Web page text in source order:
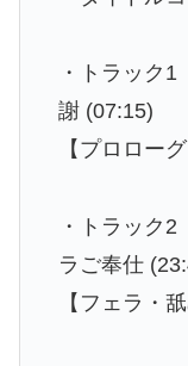
・トラック
謝 (07:15)
【プロロー
・トラック
ラご奉仕
【フェラ・